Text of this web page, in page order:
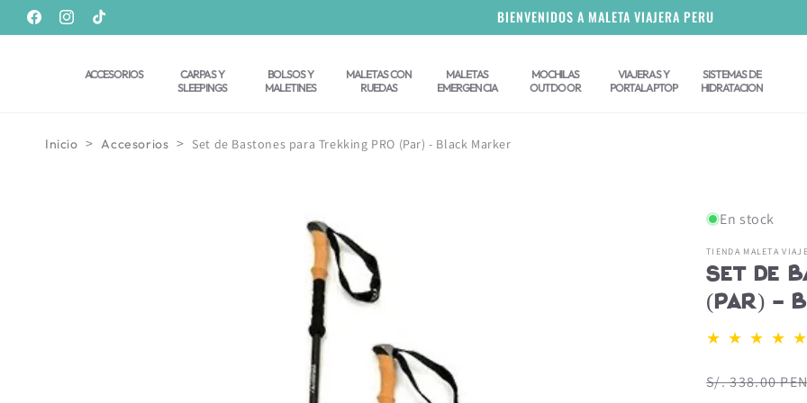
directamente
al contenido
FacebookInstagram
TikTok
BIENVENIDOS A MALETA VIAJERA PERU
ACCESORIOS
CARPAS Y
SLEEPINGS
BOLSOS Y
MALETINES
MALETAS CON
RUEDAS
MALETAS
EMERGENCIA
MOCHILAS
OUTDOOR
VIAJERAS Y
PORTALAPTOP
SISTEMAS DE
HIDRATACION
Inicio > Accesorios > Set de Bastones para Trekking PRO (Par) - Black Marker
En stock
TIENDA MALETA
Set de
(Par) -
Precio
S/. 338.00